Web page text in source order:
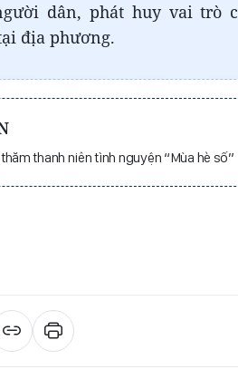
dân, phát huy vai trò
địa phương.
thanh niên tình nguyện “Mùa hè số”